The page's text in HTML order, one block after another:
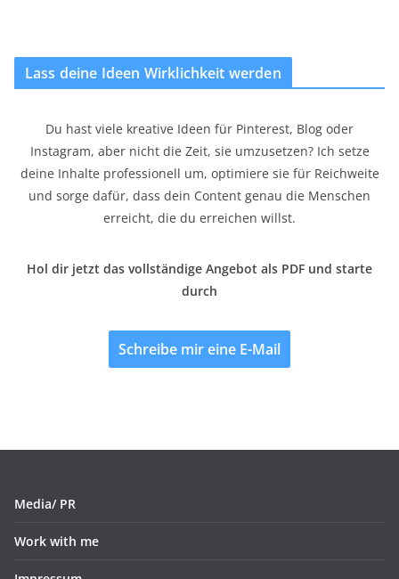
Lass deine Ideen Wirklichkeit werden
Du hast viele kreative Ideen für Pinterest, Blog oder
Instagram, aber nicht die Zeit, sie umzusetzen? Ich setze
deine Inhalte professionell um, optimiere sie für Reichweite
und sorge dafür, dass dein Content genau die Menschen
erreicht, die du erreichen willst.
Hol dir jetzt das vollständige Angebot als PDF und starte
durch
Schreibe mir eine E-Mail
Media/ PR
Work with me